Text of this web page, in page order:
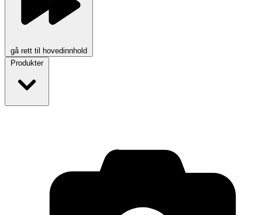
gå rett til hovedinnhold
Produkter